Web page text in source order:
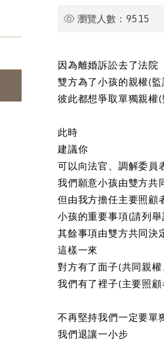
瀏覽人數： 9515
因為離婚訴訟去了法院
雙方為了小孩的親權(監
彼此都想爭取單獨親權(
此時
建議你
可以向法官、調解委員
我們願意小孩由雙方共
但由我方擔任主要照顧
小孩的重要事項 (請列
其餘事項由雙方共同決
這樣一來
對方有了面子(共同親
我們有了裡子(主要照
不再堅持我們一定要單
我們退讓一小步